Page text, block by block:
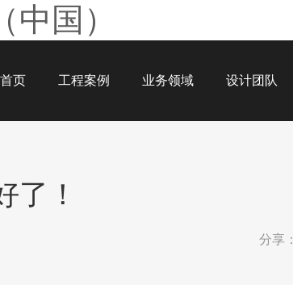
国）
页 工程案例 业务领域 设计团队
了！
分享：